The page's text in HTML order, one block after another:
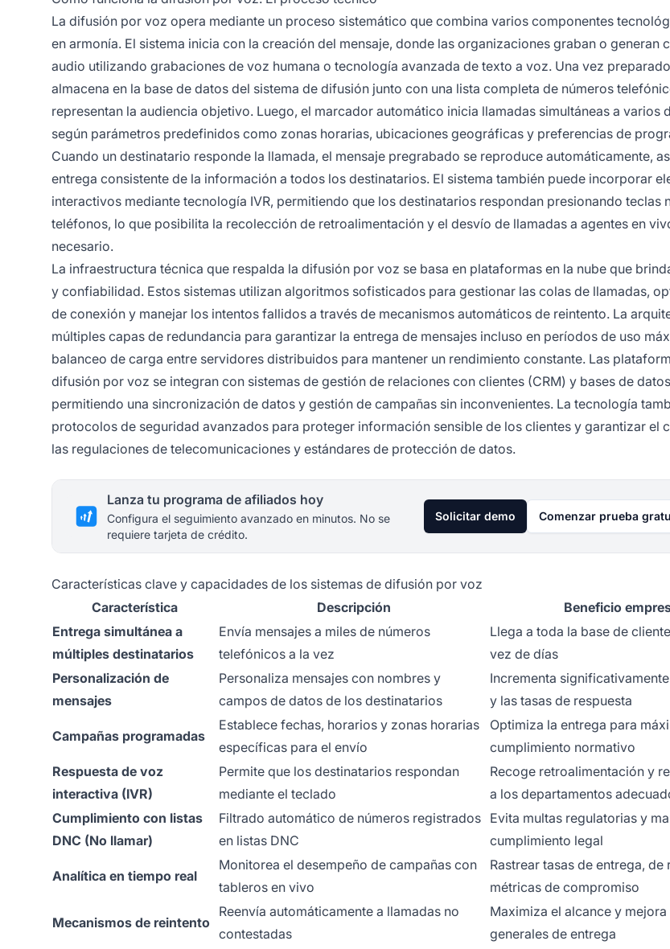
La difusión por voz opera mediante un proceso sistemático que combina varios componentes
en armonía. El sistema inicia con la creación del mensaje, donde las organizaciones graban o generan
audio utilizando grabaciones de voz humana o tecnología avanzada de texto a voz. Una vez
almacena en la base de datos del sistema de difusión junto con una lista completa de números
representan la audiencia objetivo. Luego, el marcador automático inicia llamadas simultáneas a varios
según parámetros predefinidos como zonas horarias, ubicaciones geográficas y preferencias de
Cuando un destinatario responde la llamada, el mensaje pregrabado se reproduce automáticamente,
entrega consistente de la información a todos los destinatarios. El sistema también puede incorporar
interactivos mediante tecnología IVR, permitiendo que los destinatarios respondan presionando teclas
teléfonos, lo que posibilita la recolección de retroalimentación y el desvío de llamadas a agentes en
necesario.
La infraestructura técnica que respalda la difusión por voz se basa en plataformas en la nube que
y confiabilidad. Estos sistemas utilizan algoritmos sofisticados para gestionar las colas de llamadas,
de conexión y manejar los intentos fallidos a través de mecanismos automáticos de reintento. La
múltiples capas de redundancia para garantizar la entrega de mensajes incluso en períodos de uso
balanceo de carga entre servidores distribuidos para mantener un rendimiento constante. Las
difusión por voz se integran con sistemas de gestión de relaciones con clientes (CRM) y bases de
permitiendo una sincronización de datos y gestión de campañas sin inconvenientes. La tecnología
protocolos de seguridad avanzados para proteger información sensible de los clientes y garantizar el
las regulaciones de telecomunicaciones y estándares de protección de datos.
Lanza tu programa de afiliados hoy
Configura el seguimiento avanzado en minutos. No se
requiere tarjeta de crédito.
Solicitar demo Comenzar prueba
Características clave y capacidades de los sistemas de difusión por voz
Característica
Descripción
Beneficio
Entrega simultánea a
múltiples destinatarios
Envía mensajes a miles de números
telefónicos a la vez
Llega a toda la base de
vez de días
Personalización de
mensajes
Personaliza mensajes con nombres y
campos de datos de los destinatarios
Incrementa
y las tasas de respuesta
Campañas programadas
Establece fechas, horarios y zonas horarias
específicas para el envío
Optimiza la entrega para
cumplimiento normativo
Respuesta de voz
interactiva (IVR)
Permite que los destinatarios respondan
mediante el teclado
Recoge retroalimentación y
a los departamentos
Cumplimiento con listas
DNC (No llamar)
Filtrado automático de números registrados
en listas DNC
Evita multas regulatorias y
cumplimiento legal
Analítica en tiempo real
Monitorea el desempeño de campañas con
tableros en vivo
Rastrear tasas de entrega, de
métricas de compromiso
Mecanismos de reintento
Reenvía automáticamente a llamadas no
contestadas
Maximiza el alcance y mejora
generales de entrega